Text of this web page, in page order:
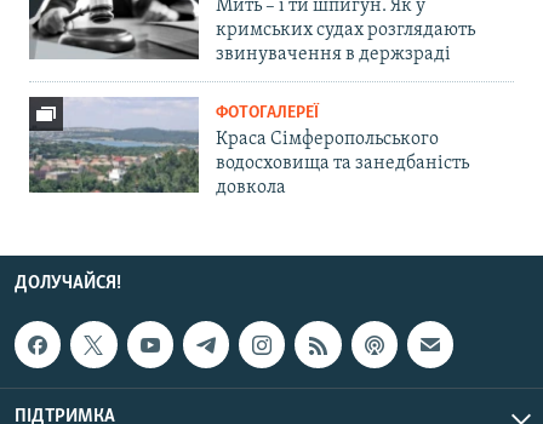
Мить – і ти шпигун. Як у
кримських судах розглядають
звинувачення в держзраді
ФОТОГАЛЕРЕЇ
Краса Сімферопольського
водосховища та занедбаність
довкола
ДОЛУЧАЙСЯ!
ПІДТРИМКА